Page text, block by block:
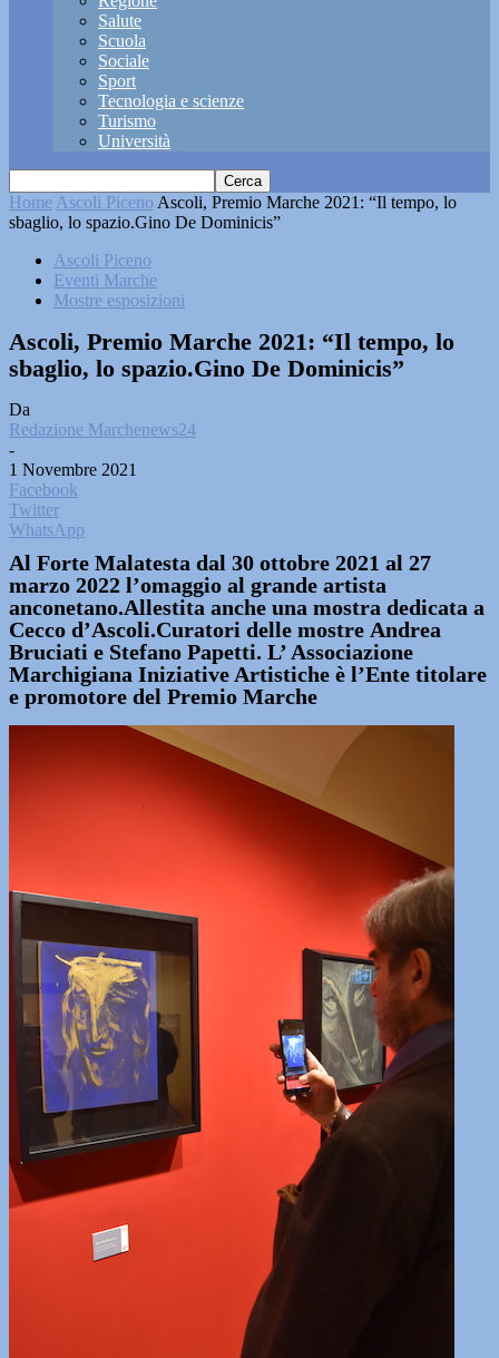
Salute
Scuola
Sociale
Sport
Tecnologia e scienze
Turismo
Università
Home Ascoli Piceno Ascoli, Premio Marche 2021: “Il tempo, lo
sbaglio, lo spazio.Gino De Dominicis”
Ascoli Piceno
Eventi Marche
Mostre esposizioni
Ascoli, Premio Marche 2021: “Il tempo, lo
sbaglio, lo spazio.Gino De Dominicis”
Da
Redazione Marchenews24
-
1 Novembre 2021
Facebook
Twitter
WhatsApp
Al Forte Malatesta dal 30 ottobre 2021 al 27
marzo 2022 l’omaggio al grande artista
anconetano.Allestita anche una mostra dedicata a
Cecco d’Ascoli.Curatori delle mostre Andrea
Bruciati e Stefano Papetti. L’ Associazione
Marchigiana Iniziative Artistiche è l’Ente titolare
e promotore del Premio Marche